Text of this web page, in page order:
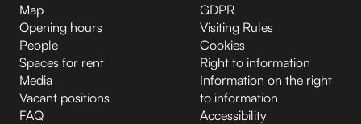
Map
Opening hours
People
Spaces for rent
Media
Vacant positions
FAQ
GDPR
Visiting Rules
Cookies
Right to information
Information on the right
to information
Accessibility